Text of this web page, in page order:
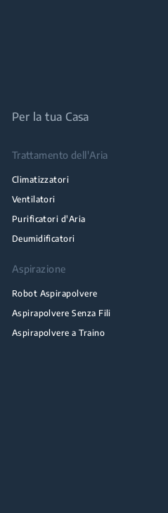
Per la tua Casa
Trattamento dell'Aria
Climatizzatori
Ventilatori
Purificatori d'Aria
Deumidificatori
Aspirazione
Robot Aspirapolvere
Aspirapolvere Senza Fili
Aspirapolvere a Traino